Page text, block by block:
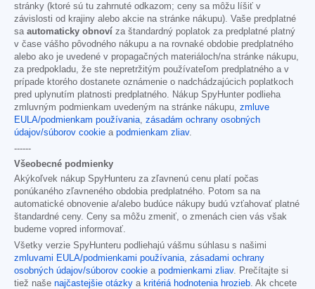
stránky (ktoré sú tu zahrnuté odkazom; ceny sa môžu líšiť v
závislosti od krajiny alebo akcie na stránke nákupu). Vaše predplatné
sa automaticky obnoví za štandardný poplatok za predplatné platný
v čase vášho pôvodného nákupu a na rovnaké obdobie predplatného
alebo ako je uvedené v propagačných materiáloch/na stránke nákupu,
za predpokladu, že ste nepretržitým používateľom predplatného a v
prípade ktorého dostanete oznámenie o nadchádzajúcich poplatkoch
pred uplynutím platnosti predplatného. Nákup SpyHunter podlieha
zmluvným podmienkam uvedeným na stránke nákupu, zmluve
EULA/podmienkam používania, zásadám ochrany osobných
údajov/súborov cookie a podmienkam zliav.
------
Všeobecné podmienky
Akýkoľvek nákup SpyHunteru za zľavnenú cenu platí počas
ponúkaného zľavneného obdobia predplatného. Potom sa na
automatické obnovenie a/alebo budúce nákupy budú vzťahovať platné
štandardné ceny. Ceny sa môžu zmeniť, o zmenách cien vás však
budeme vopred informovať.
Všetky verzie SpyHunteru podliehajú vášmu súhlasu s našimi
zmluvami EULA/podmienkami používania, zásadami ochrany
osobných údajov/súborov cookie a podmienkami zliav. Prečítajte si
tiež naše najčastejšie otázky a kritériá hodnotenia hrozieb. Ak chcete